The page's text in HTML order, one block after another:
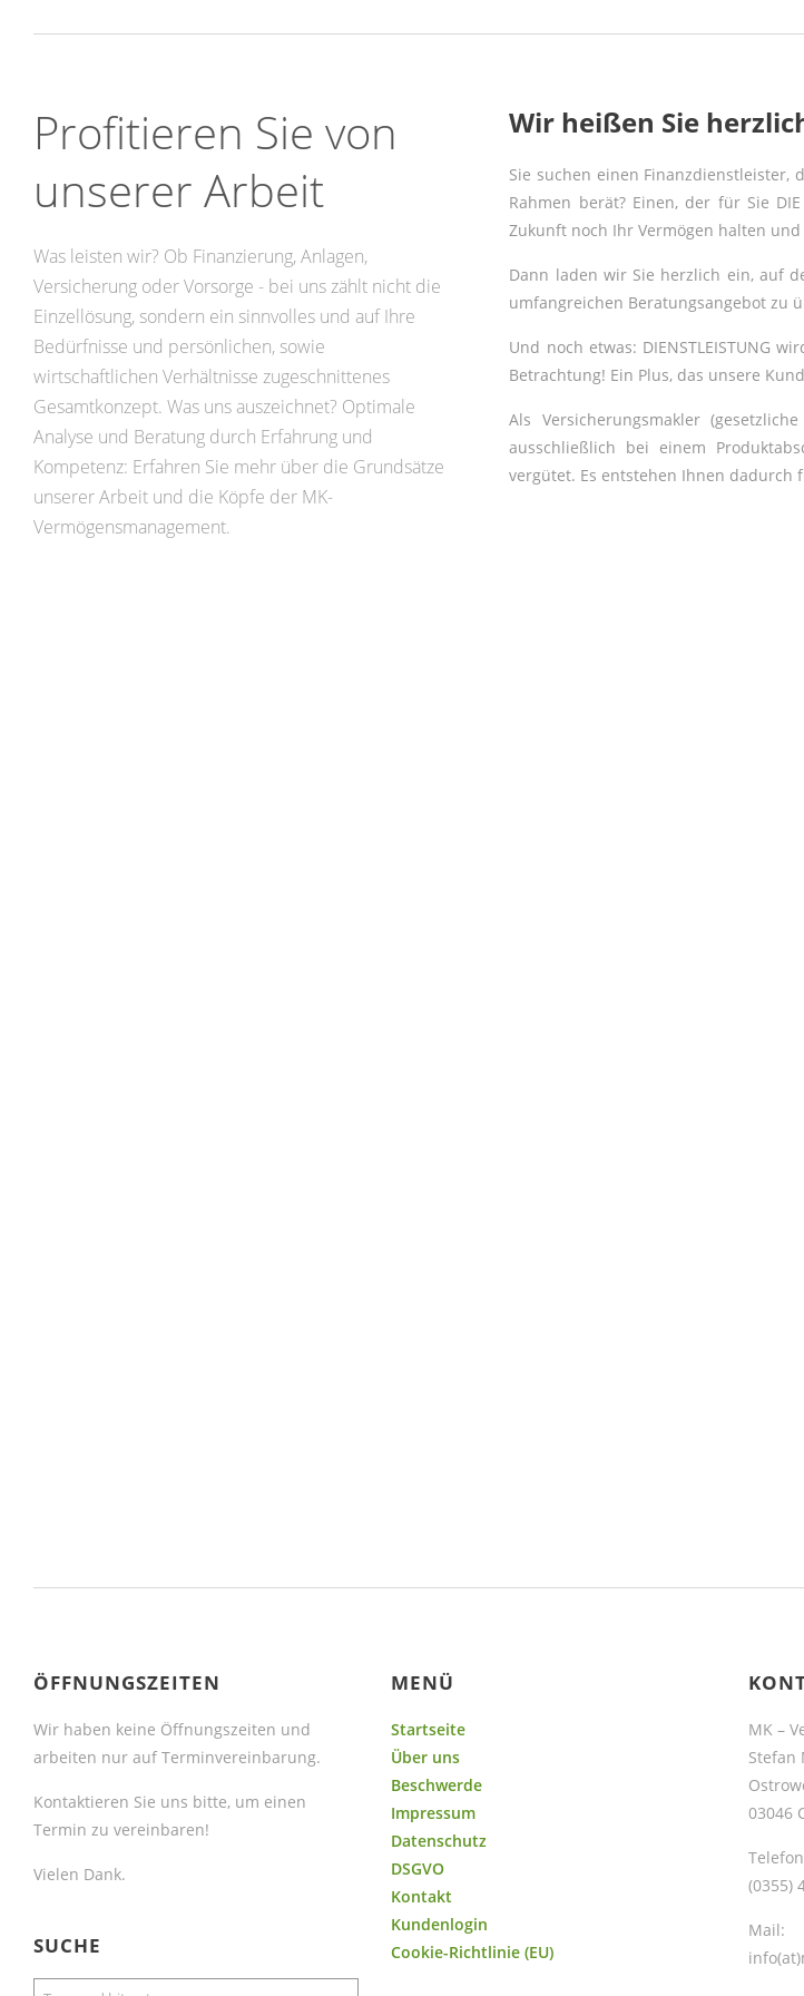
Profitieren Sie von
unserer Arbeit
Was leisten wir? Ob Finanzierung, Anlagen,
Versicherung oder Vorsorge - bei uns zählt nicht die
Einzellösung, sondern ein sinnvolles und auf Ihre
Bedürfnisse und persönlichen, sowie
wirtschaftlichen Verhältnisse zugeschnittenes
Gesamtkonzept. Was uns auszeichnet? Optimale
Analyse und Beratung durch Erfahrung und
Kompetenz: Erfahren Sie mehr über die Grundsätze
unserer Arbeit und die Köpfe der MK-
Vermögensmanagement.
Wir heißen Sie
Sie suchen einen Finanzdienstleister,
Rahmen berät? Einen, der für Sie
Zukunft noch Ihr Vermögen halten
Dann laden wir Sie herzlich ein, auf
umfangreichen Beratungsangebot zu
Und noch etwas: DIENSTLEISTUNG
Betrachtung! Ein Plus, das unsere
Als Versicherungsmakler
ausschließlich bei einem
vergütet. Es entstehen Ihnen dadurch
ÖFFNUNGSZEITEN
Wir haben keine Öffnungszeiten und
arbeiten nur auf Terminvereinbarung.
Kontaktieren Sie uns bitte, um einen
Termin zu vereinbaren!
Vielen Dank.
SUCHE
MENÜ
Startseite
Über uns
Beschwerde
Impressum
Datenschutz
DSGVO
Kontakt
Kundenlogin
Cookie-Richtlinie (EU)
MK –
Stefan
03046
(0355)
Mail: